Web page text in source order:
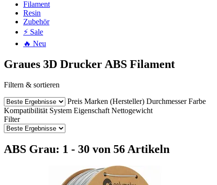
Filament
Resin
Zubehör
⚡ Sale
🔥 Neu
Graues 3D Drucker ABS Filament
Filtern & sortieren
Preis Marken (Hersteller) Durchmesser Farbe
Kompatibilität System Eigenschaft Nettogewicht
Filter
ABS Grau: 1 - 30 von 56 Artikeln